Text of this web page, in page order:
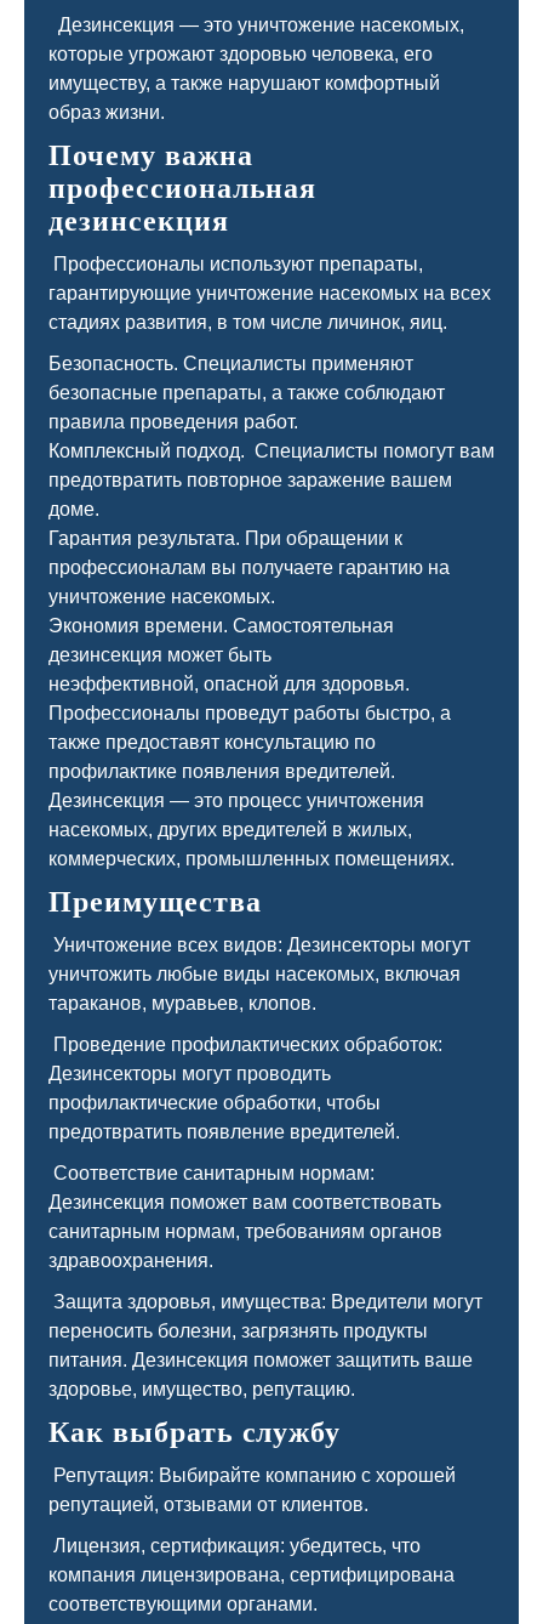
Дезинсекция — это уничтожение насекомых,
которые угрожают здоровью человека, его
имуществу, а также нарушают комфортный
образ жизни.
Почему важна
профессиональная
дезинсекция
Профессионалы используют препараты,
гарантирующие уничтожение насекомых на всех
стадиях развития, в том числе личинок, яиц.
Безопасность. Специалисты применяют
безопасные препараты, а также соблюдают
правила проведения работ.
Комплексный подход. Специалисты помогут вам
предотвратить повторное заражение вашем
доме.
Гарантия результата. При обращении к
профессионалам вы получаете гарантию на
уничтожение насекомых.
Экономия времени. Самостоятельная
дезинсекция может быть
неэффективной, опасной для здоровья.
Профессионалы проведут работы быстро, а
также предоставят консультацию по
профилактике появления вредителей.
Дезинсекция — это процесс уничтожения
насекомых, других вредителей в жилых,
коммерческих, промышленных помещениях.
Преимущества
Уничтожение всех видов: Дезинсекторы могут
уничтожить любые виды насекомых, включая
тараканов, муравьев, клопов.
Проведение профилактических обработок:
Дезинсекторы могут проводить
профилактические обработки, чтобы
предотвратить появление вредителей.
Соответствие санитарным нормам:
Дезинсекция поможет вам соответствовать
санитарным нормам, требованиям органов
здравоохранения.
Защита здоровья, имущества: Вредители могут
переносить болезни, загрязнять продукты
питания. Дезинсекция поможет защитить ваше
здоровье, имущество, репутацию.
Как выбрать службу
Репутация: Выбирайте компанию с хорошей
репутацией, отзывами от клиентов.
Лицензия, сертификация: убедитесь, что
компания лицензирована, сертифицирована
соответствующими органами.